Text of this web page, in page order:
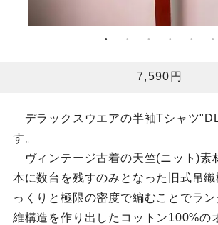
7,590円
デラックスウエアの半袖Tシャツ
す。
ヴィンテージ古着の天竺(ニット)素
本に数台を残すのみとなった旧式吊
っくりと極限の密度で編むことでラ
維構造を作り出したコットン100%の